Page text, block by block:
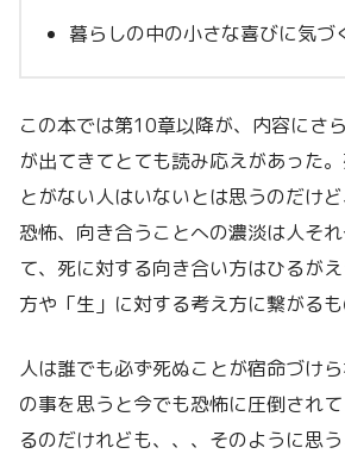
暮らしの中の小さな喜びに気づ
この本では第10章以降が、内容にさ
が出てきてとても読み応えがあった
とがない人はいないとは思うのだけ
恐怖、向き合うことへの濃淡は人そ
て、死に対する向き合い方はひるが
方や「生」に対する考え方に繋がるも
人は誰でも必ず死ぬことが宿命づけ
の事を思うと今でも恐怖に圧倒され
るのだけれども、、、そのように思